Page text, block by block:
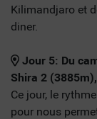
Kilimandjaro et
diner.
Jour 5: Du
Shira 2
Ce jour, le
pour nous